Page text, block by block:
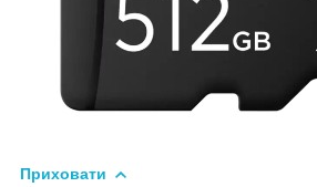
Приховати